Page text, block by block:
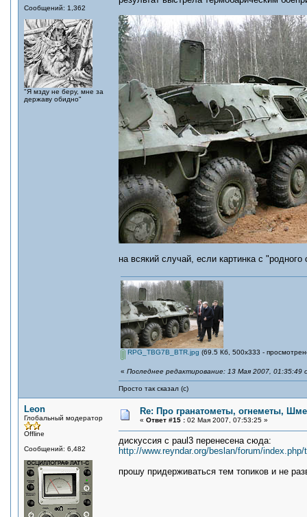
Сообщений: 1,362
"Я мзду не беру, мне за
державу обидно"
на всякий случай, если картинка с
RPG_TBG7B_BTR.jpg (69.5 Кб, 500x333 -
« Последнее редактирование: 13 Мая 2007, 01:35:49
Просто так сказал (с)
Leon
Глобальный модератор
Offline
Сообщений: 6,482
Re: Про гранатометы, огнеметы,
« Ответ #15 : 02 Мая 2007, 07:53:25 »
дискуссия с paul3 перенесена сюда:
http://www.reyndar.org/beslan/forum/
прошу придерживаться тем топиков и не